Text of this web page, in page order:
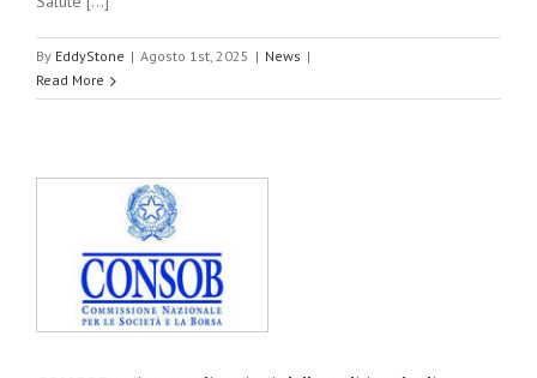
By EddyStone | Agosto 1st, 2025 | News |
Read More